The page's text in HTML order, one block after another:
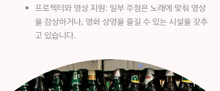
프로젝터와 영상 지원: 일부 주점은 노래에 맞춰 영상
을 감상하거나, 영화 상영을 즐길 수 있는 시설을 갖추
고 있습니다.